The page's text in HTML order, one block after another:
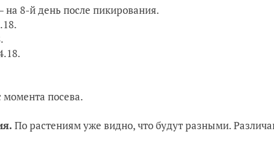
8-й день после пикирования.
посева.
По растениям уже видно, что будут разными.